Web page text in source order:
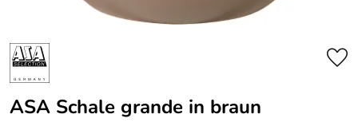
ASA Schale grande in braun